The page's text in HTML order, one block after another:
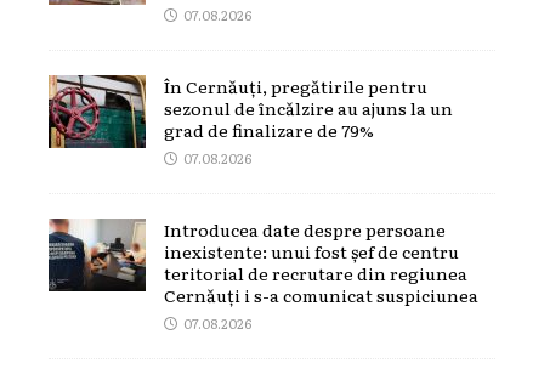
07.08.2026
În Cernăuți, pregătirile pentru
sezonul de încălzire au ajuns la un
grad de finalizare de 79%
07.08.2026
Introducea date despre persoane
inexistente: unui fost șef de centru
teritorial de recrutare din regiunea
Cernăuți i s-a comunicat suspiciunea
07.08.2026